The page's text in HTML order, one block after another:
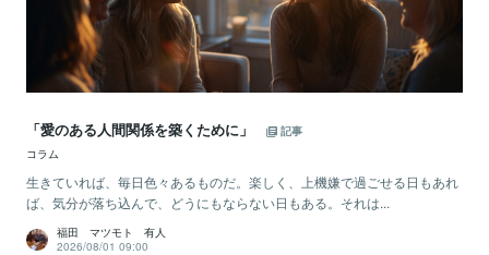
「愛のある人間関係を築くために」
記事
コラム
生きていれば、毎日色々あるものだ。楽しく、上機嫌で過ごせる日もあれ
ば、気分が落ち込んで、どうにもならない日もある。それは...
福田 マツモト 有人
2026/08/01 09:00